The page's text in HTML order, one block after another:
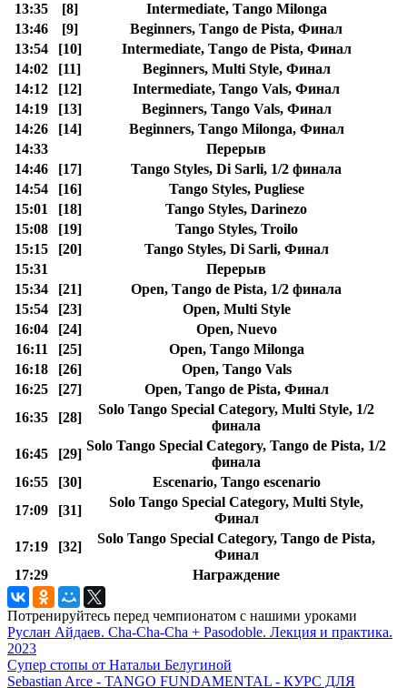
13:35
[8]
Intermediate, Тango Milonga
13:46
[9]
Beginners, Таngo de Pista, Финал
13:54
[10]
Intermediate, Таngo de Pista, Финал
14:02
[11]
Beginners, Multi Style, Финал
14:12
[12]
Intermediate, Tango Vals, Финал
14:19
[13]
Beginners, Tango Vals, Финал
14:26
[14]
Beginners, Тango Milonga, Финал
14:33
Перерыв
14:46
[17]
Tango Styles, Di Sarli, 1/2 финала
14:54
[16]
Tango Styles, Pugliese
15:01
[18]
Tango Styles, Darinezo
15:08
[19]
Tango Styles, Troilo
15:15
[20]
Tango Styles, Di Sarli, Финал
15:31
Перерыв
15:34
[21]
Open, Таngo de Pista, 1/2 финала
15:54
[23]
Open, Multi Style
16:04
[24]
Open, Nuevo
16:11
[25]
Open, Тango Milonga
16:18
[26]
Open, Tango Vals
16:25
[27]
Open, Таngo de Pista, Финал
16:35
[28]
Solo Tango Special Category, Multi Style, 1/2
финала
16:45
[29]
Solo Tango Special Category, Tango de Pista, 1/2
финала
16:55
[30]
Escenario, Tango escenario
17:09
[31]
Solo Tango Special Category, Multi Style,
Финал
17:19
[32]
Solo Tango Special Category, Tango de Pista,
Финал
17:29
Награждение
Потренируйтесь перед чемпионатом с нашими уроками
Руслан Айдаев. Cha-Cha-Cha + Pasodoble. Лекция и практика.
2023
Супер стопы от Натальи Белугиной
Sebastian Arce - TANGO FUNDAMENTAL - КУРС ДЛЯ